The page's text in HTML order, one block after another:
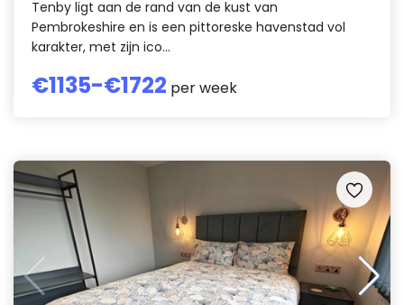
Tenby ligt aan de rand van de kust van
Pembrokeshire en is een pittoreske havenstad vol
karakter, met zijn ico...
€1135-€1722 per week